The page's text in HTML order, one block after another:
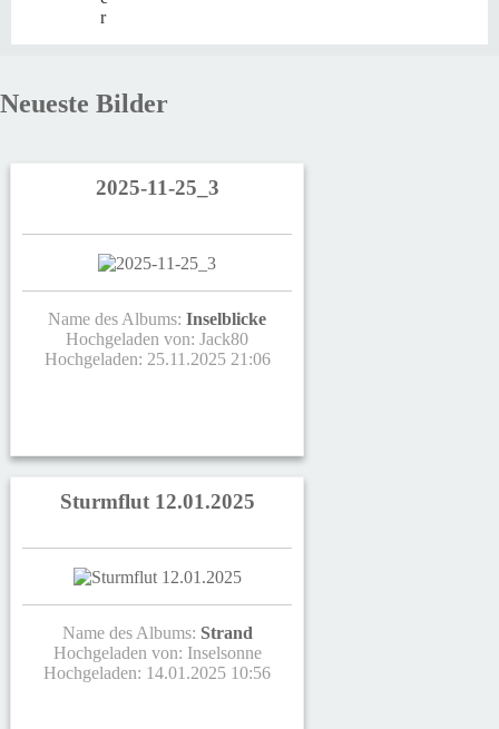
r
Neueste Bilder
2025-11-25_3
Name des Albums: Inselblicke
Hochgeladen von: Jack80
Hochgeladen: 25.11.2025 21:06
Sturmflut 12.01.2025
Name des Albums: Strand
Hochgeladen von: Inselsonne
Hochgeladen: 14.01.2025 10:56